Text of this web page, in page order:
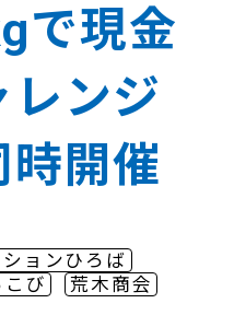
で現金
レンジ
時開催
ョンひろば
び 荒木商会